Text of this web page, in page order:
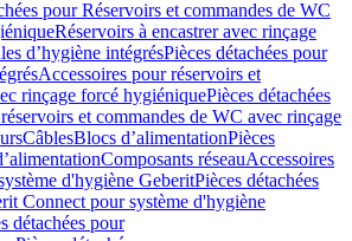
pour Réservoirs et commandes de WC
Réservoirs à encastrer avec rinçage
d’hygiène intégrésPièces détachées pour
Accessoires pour réservoirs et
rinçage forcé hygiéniquePièces détachées
et commandes de WC avec rinçage
CâblesBlocs d’alimentationPièces
Composants réseauAccessoires
d'hygiène GeberitPièces détachées
Connect pour système d'hygiène
détachées pour